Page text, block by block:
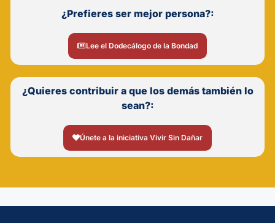
¿Prefieres ser mejor persona?:
Lee el Dodecálogo de la Bondad
¿Quieres contribuir a que los demás también lo
sean?:
Únete a la iniciativa Vivir Sin Dañar